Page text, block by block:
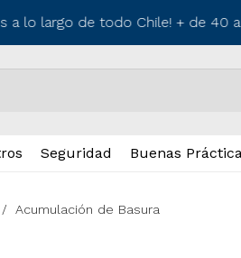
lo largo de todo Chile! + de 40
Seguridad Buenas
/ Acumulación de Basura